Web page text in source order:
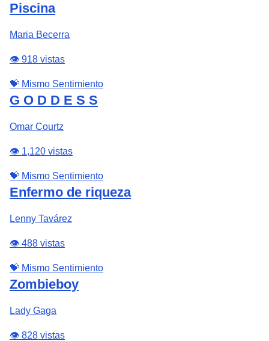
Piscina
Maria Becerra
👁️ 918 vistas
💝 Mismo Sentimiento
G O D D E S S
Omar Courtz
👁️ 1,120 vistas
💝 Mismo Sentimiento
Enfermo de riqueza
Lenny Tavárez
👁️ 488 vistas
💝 Mismo Sentimiento
Zombieboy
Lady Gaga
👁️ 828 vistas